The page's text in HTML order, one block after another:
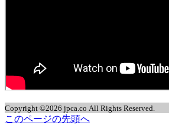
Copyright ©2026 jpca.co All Rights Reserved.
このページの先頭へ